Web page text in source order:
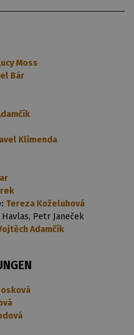
Moss
Bár
Klimenda
Tereza Koželuhová
Petr Janeček
Adamčík